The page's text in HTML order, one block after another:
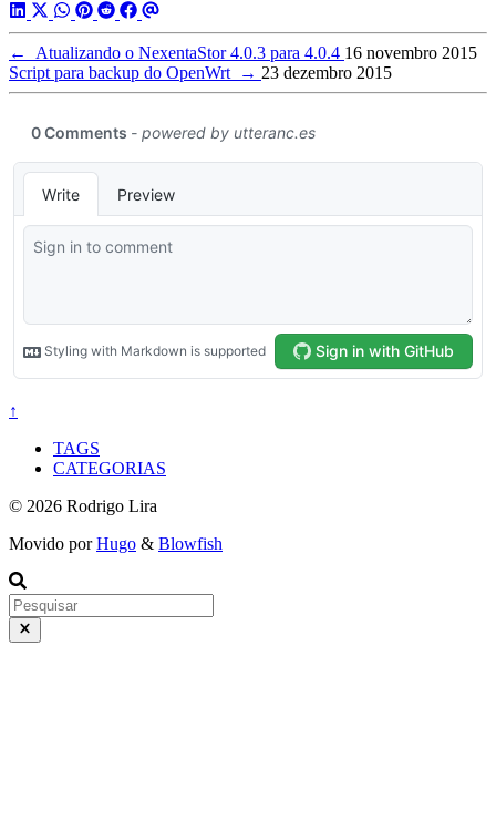
← Atualizando o NexentaStor 4.0.3 para 4.0.4 16 novembro 2015
Script para backup do OpenWrt → 23 dezembro 2015
↑
TAGS
CATEGORIAS
© 2026 Rodrigo Lira
Movido porHugo & Blowfish